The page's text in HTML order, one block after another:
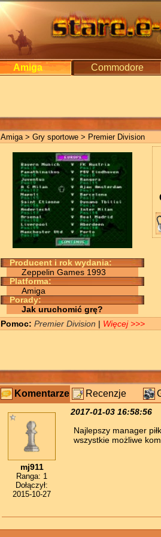
Amiga Commodore
Amiga> Gry sportowe > Premier Division
Producent i rok wydania:
Zeppelin Games 1993
Platforma:
Amiga
Porady:
Jak uruchomić grę?
Pomoc: Premier Division | Więcej >>>
Komentarze Recenzje
mj911
Ranga: 1
Dołączył:
2015-10-27
2017-01-03 16:58:56
Najlepszy manager
wszystkie możliwe